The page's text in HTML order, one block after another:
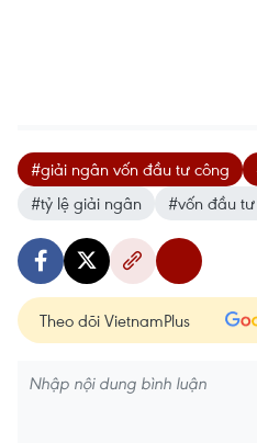
#giải ngân vốn đầu tư công
#tỷ lệ giải ngân
#vốn đầu
Theo dõi VietnamPlus